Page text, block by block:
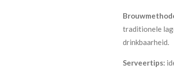
traditionele
drinkbaarheid.
Serveertips: